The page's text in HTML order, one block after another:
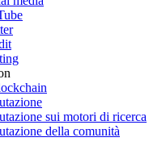
sui motori di ricerca
della comunità